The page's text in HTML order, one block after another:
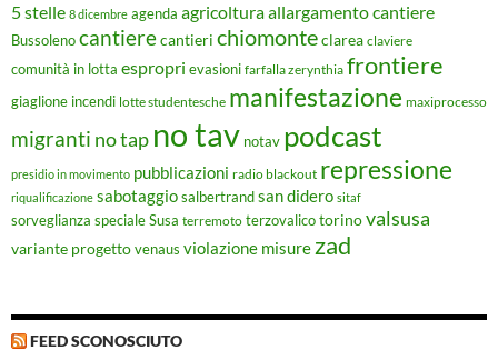
5 stelle 8 dicembre agenda agricolturaallargamento cantiere
Bussolenocantierecantieri chiomonteclarea claviere
comunità in lotta espropri evasioni farfalla zerynthia frontiere
giaglione incendi lotte studentesche manifestazione maxiprocesso
migranti no tap no tav notav podcast
presidio in movimento pubblicazioni radio blackout repressione
riqualificazione sabotaggiosalbertrandsan didero sitaf
sorveglianza speciale Susa terremoto terzovalico torinovalsusa
variante progettovenaus violazione misure zad
FEED SCONOSCIUTO